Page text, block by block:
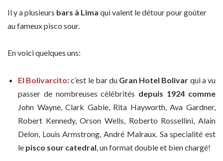
Il y a plusieurs bars à Lima qui valent le détour pour goûter
au fameux pisco sour.
En voici quelques uns:
El Bolivarcito:c’est le bar du Gran Hotel Bolivar qui a vu
passer de nombreuses célébrités depuis 1924 comme
John Wayne, Clark Gable, Rita Hayworth, Ava Gardner,
Robert Kennedy, Orson Wells, Roberto Rossellini, Alain
Delon, Louis Armstrong, André Malraux. Sa specialité est
le pisco sour catedral , un format double et bien chargé!